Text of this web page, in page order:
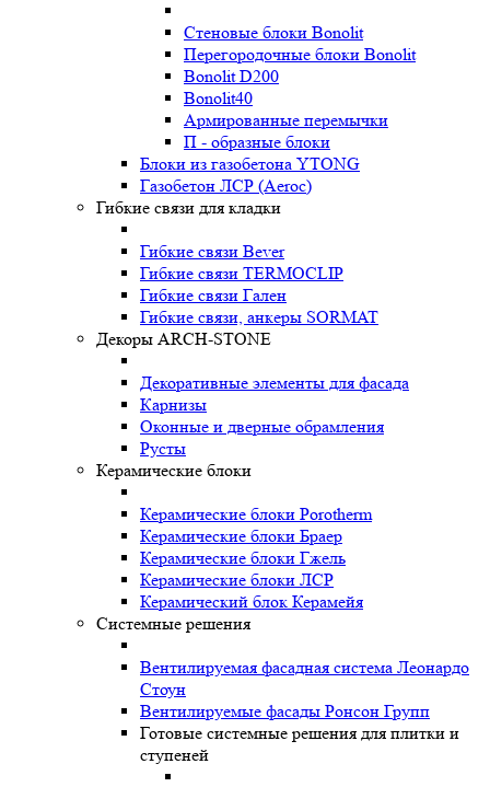
Стеновые блоки Bonolit
Перегородочные блоки Bonolit
Bonolit D200
Bonolit40
Армированные перемычки
П - образные блоки
Блоки из газобетона YTONG
Газобетон ЛСР (Aeroc)
Гибкие связи для кладки
Гибкие связи Bever
Гибкие связи TERMOCLIP
Гибкие связи Гален
Гибкие связи, анкеры SORMAT
Декоры ARCH-STONE
Декоративные элементы для фасада
Карнизы
Оконные и дверные обрамления
Русты
Керамические блоки
Керамические блоки Porotherm
Керамические блоки Браер
Керамические блоки Гжель
Керамические блоки ЛСР
Керамический блок Керамейя
Системные решения
Вентилируемая фасадная система Леонардо
Стоун
Вентилируемые фасады Ронсон Групп
Готовые системные решения для плитки и
ступеней